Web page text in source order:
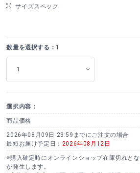
サイズスペック
数量を選択する： 1
選択内容：
商品価格
2026年08月09日 23:59までにご注文の場合
最短お届け予定日： 2026年08月12日
※購入確定時にオンラインショップ在庫切れと
が発生します。